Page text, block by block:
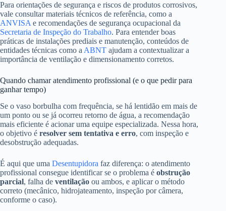
Para orientações de segurança e riscos de produtos corrosivos,
vale consultar materiais técnicos de referência, como a
ANVISA e recomendações de segurança ocupacional da
Secretaria de Inspeção do Trabalho. Para entender boas
práticas de instalações prediais e manutenção, conteúdos de
entidades técnicas como a ABNT ajudam a contextualizar a
importância de ventilação e dimensionamento corretos.
Quando chamar atendimento profissional (e o que pedir para
ganhar tempo)
Se o vaso borbulha com frequência, se há lentidão em mais de
um ponto ou se já ocorreu retorno de água, a recomendação
mais eficiente é acionar uma equipe especializada. Nessa hora,
o objetivo é resolver sem tentativa e erro, com inspeção e
desobstrução adequadas.
É aqui que uma Desentupidora faz diferença: o atendimento
profissional consegue identificar se o problema é obstrução
parcial, falha de ventilação ou ambos, e aplicar o método
correto (mecânico, hidrojateamento, inspeção por câmera,
conforme o caso).